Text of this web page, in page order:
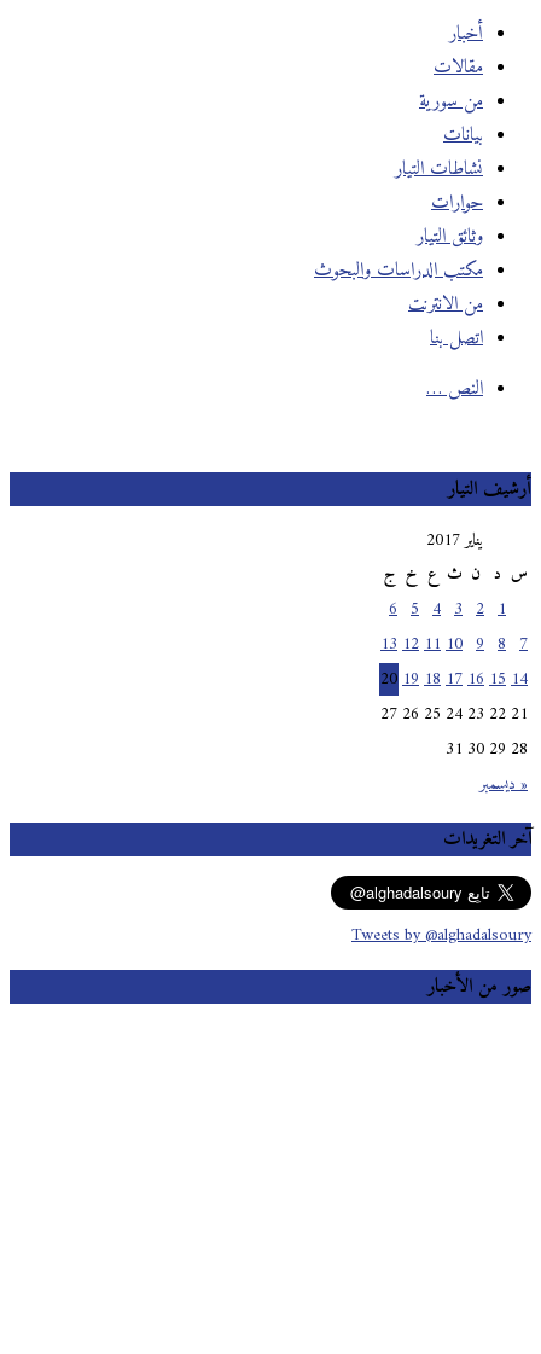
أخبار
مقالات
من سورية
بيانات
نشاطات التيار
حوارات
وثائق التيار
مكتب الدراسات والبحوث
من الانترنت
اتصل بنا
النص …
أرشيف التيار
يناير 2017
س
ث خ ج
« ديسمبر
10
11
12
13
14
15
16
17
18
19
20
21
22
23
24
25
26
27
28
29
30
31
آخر التغريدات
Tweets by @alghadalsoury
صور من الأخبار